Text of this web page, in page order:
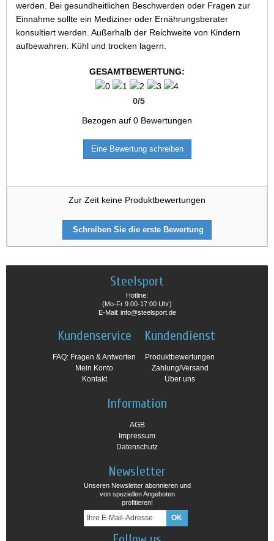
werden. Bei gesundheitlichen Beschwerden oder Fragen zur
Einnahme sollte ein Mediziner oder Ernährungsberater
konsultiert werden. Außerhalb der Reichweite von Kindern
aufbewahren. Kühl und trocken lagern.
GESAMTBEWERTUNG:
0/5
Bezogen auf 0 Bewertungen
Eine Bewertung schreiben
Zur Zeit keine Produktbewertungen
Schreiben Sie die erste Bewertung
Steelsport
Hotline:
(Mo-Fr 9:00-17:00 Uhr)
E-Mail: info@steelsport.de
Kundenservice
FAQ: Fragen & Antworten
Mein Konto
Kontakt
Kundendienst
Produktbewertungen
Zahlung/Versand
Über uns
Information
AGB
Impressum
Datenschutz
Newsletter
Unseren Newsletter abonnieren und
von speziellen Angeboten
profitieren!